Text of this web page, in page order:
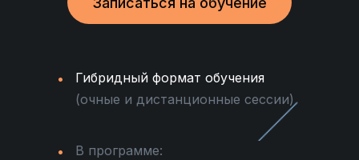
Гибридный формат обучения
(очные и дистанционные сессии)
В программе: